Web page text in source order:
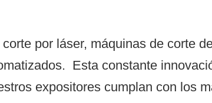
por láser, máquinas de corte
Esta constante
expositores cumplan con los